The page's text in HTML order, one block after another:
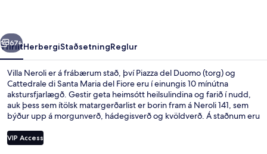
Næsta
67+
YfirlitHerbergiStaðsetningReglur
Villa Neroli er á frábærum stað, því Piazza del Duomo (torg) og
Cattedrale di Santa Maria del Fiore eru í einungis 10 mínútna
akstursfjarlægð. Gestir geta heimsótt heilsulindina og farið í nudd,
auk þess sem ítölsk matargerðarlist er borin fram á Neroli 141, sem
býður upp á morgunverð, hádegisverð og kvöldverð. Á staðnum eru
sem er opin hluta úr ári. Ferðamenn sem hafa dvalið á staðnum hafa
verið mjög ánægðir en meðal þess sem þeir nefna sem sérstaka kosti
VIP Access